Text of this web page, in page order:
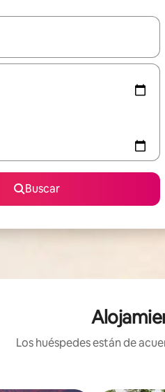
estén disponibles, navega
Buscar
Los huéspedes están de